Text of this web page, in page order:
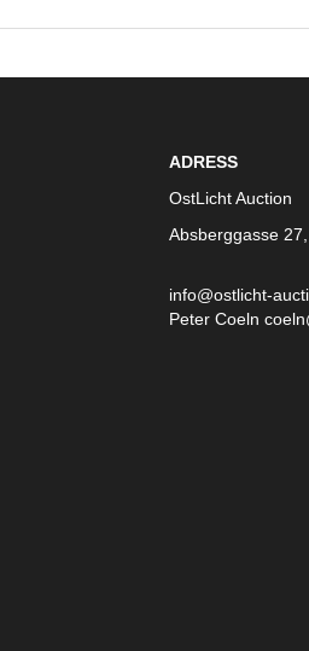
ADRESS
OstLicht Auction
Absberggasse
info@ostlicht-
Peter Coeln